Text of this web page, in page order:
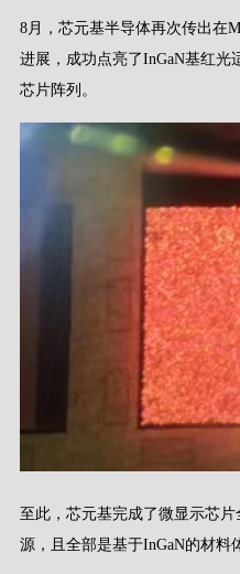
8月，芯元基半导体再次传出在
进展，成功点亮了InGaN基红光
芯片阵列。
至此，芯元基完成了微显示芯
源，且全部是基于InGaN的材料